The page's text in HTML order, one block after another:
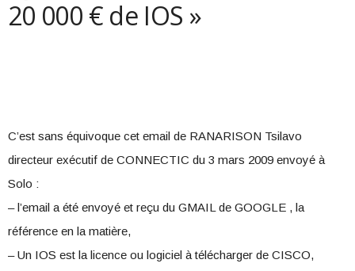
20 000 € de IOS »
C’est sans équivoque cet email de RANARISON Tsilavo
directeur exécutif de CONNECTIC du 3 mars 2009 envoyé à
Solo :
– l’email a été envoyé et reçu du GMAIL de GOOGLE , la
référence en la matière,
– Un IOS est la licence ou logiciel à télécharger de CISCO,